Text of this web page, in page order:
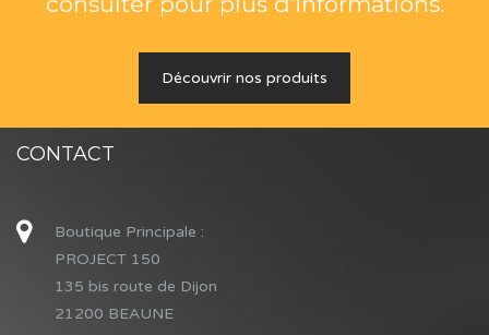
Découvrir nos produits
CONTACT
Boutique Principale :
PROJECT 150
135 bis route de Dijon
21200 BEAUNE